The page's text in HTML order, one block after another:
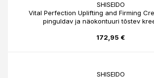
SHISEIDO
Vital Perfection Uplifting and Firming
pinguldav ja näokontuuri tõstev
172,95 €
SHISEIDO